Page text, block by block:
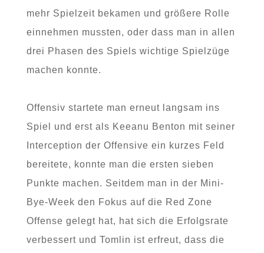
mehr Spielzeit bekamen und größere Rolle
einnehmen mussten, oder dass man in allen
drei Phasen des Spiels wichtige Spielzüge
machen konnte.
Offensiv startete man erneut langsam ins
Spiel und erst als Keeanu Benton mit seiner
Interception der Offensive ein kurzes Feld
bereitete, konnte man die ersten sieben
Punkte machen. Seitdem man in der Mini-
Bye-Week den Fokus auf die Red Zone
Offense gelegt hat, hat sich die Erfolgsrate
verbessert und Tomlin ist erfreut, dass die